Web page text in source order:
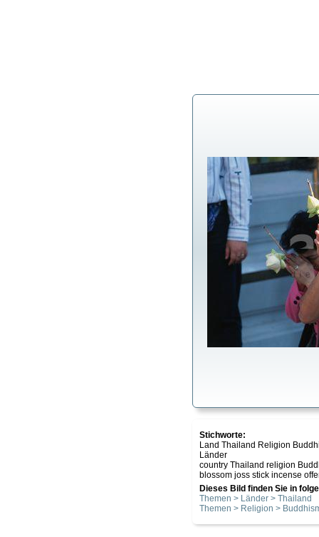
Stichworte:
Land Thailand Religion
Länder
country Thailand religion
blossom joss stick incense
Dieses Bild finden Sie in
Themen > Länder > Thailand
Themen > Religion >